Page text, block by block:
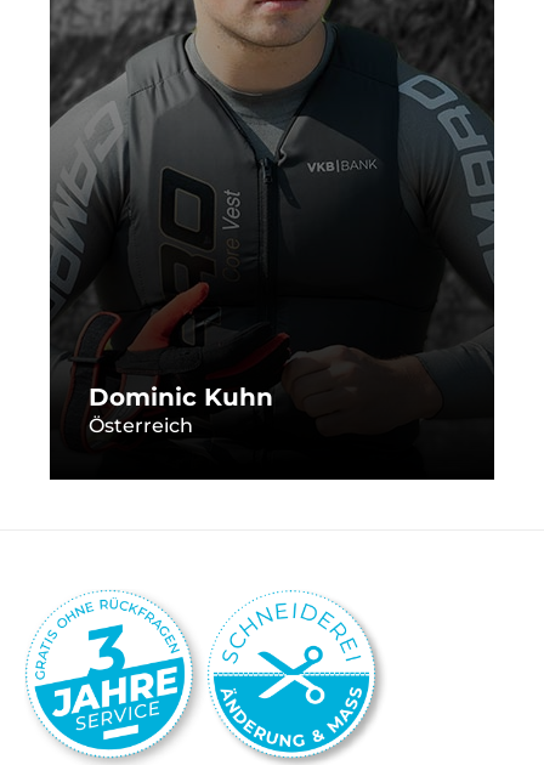
Dominic Kuhn
Österreich